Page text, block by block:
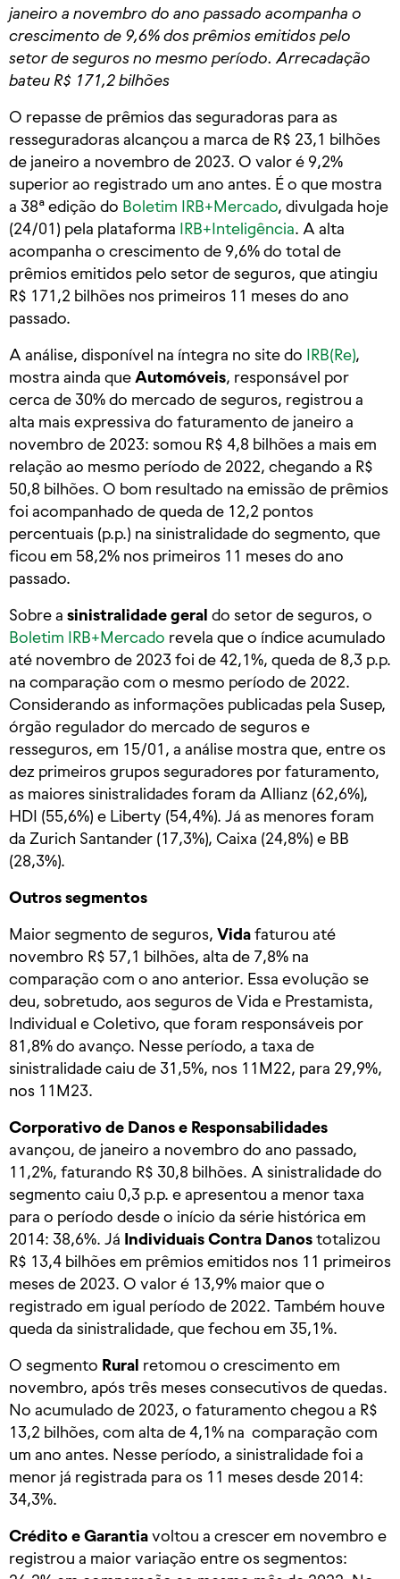
janeiro a novembro do ano passado acompanha o
crescimento de 9,6% dos prêmios emitidos pelo
setor de seguros no mesmo período. Arrecadação
bateu R$ 171,2 bilhões
O repasse de prêmios das seguradoras para as
resseguradoras alcançou a marca de R$ 23,1 bilhões
de janeiro a novembro de 2023. O valor é 9,2%
superior ao registrado um ano antes. É o que mostra
a 38ª edição do Boletim IRB+Mercado, divulgada hoje
(24/01) pela plataforma IRB+Inteligência. A alta
acompanha o crescimento de 9,6% do total de
prêmios emitidos pelo setor de seguros, que atingiu
R$ 171,2 bilhões nos primeiros 11 meses do ano
passado.
A análise, disponível na íntegra no site do IRB(Re),
mostra ainda que Automóveis, responsável por
cerca de 30% do mercado de seguros, registrou a
alta mais expressiva do faturamento de janeiro a
novembro de 2023: somou R$ 4,8 bilhões a mais em
relação ao mesmo período de 2022, chegando a R$
50,8 bilhões. O bom resultado na emissão de prêmios
foi acompanhado de queda de 12,2 pontos
percentuais (p.p.) na sinistralidade do segmento, que
ficou em 58,2% nos primeiros 11 meses do ano
passado.
Sobre a sinistralidade geral do setor de seguros, o
Boletim IRB+Mercado revela que o índice acumulado
até novembro de 2023 foi de 42,1%, queda de 8,3 p.p.
na comparação com o mesmo período de 2022.
Considerando as informações publicadas pela Susep,
órgão regulador do mercado de seguros e
resseguros, em 15/01, a análise mostra que, entre os
dez primeiros grupos seguradores por faturamento,
as maiores sinistralidades foram da Allianz (62,6%),
HDI (55,6%) e Liberty (54,4%). Já as menores foram
da Zurich Santander (17,3%), Caixa (24,8%) e BB
(28,3%).
Outros segmentos
Maior segmento de seguros, Vidafaturou até
novembro R$ 57,1 bilhões, alta de 7,8% na
comparação com o ano anterior. Essa evolução se
deu, sobretudo, aos seguros de Vida e Prestamista,
Individual e Coletivo, que foram responsáveis por
81,8% do avanço. Nesse período, a taxa de
sinistralidade caiu de 31,5%, nos 11M22, para 29,9%,
nos 11M23.
Corporativo de Danos e Responsabilidades
avançou, de janeiro a novembro do ano passado,
11,2%, faturando R$ 30,8 bilhões. A sinistralidade do
segmento caiu 0,3 p.p. e apresentou a menor taxa
para o período desde o início da série histórica em
2014: 38,6%. Já Individuais Contra Danostotalizou
R$ 13,4 bilhões em prêmios emitidos nos 11 primeiros
meses de 2023. O valor é 13,9% maior que o
registrado em igual período de 2022. Também houve
queda da sinistralidade, que fechou em 35,1%.
O segmento Rural retomou o crescimento em
novembro, após três meses consecutivos de quedas.
No acumulado de 2023, o faturamento chegou a R$
13,2 bilhões, com alta de 4,1% na comparação com
um ano antes. Nesse período, a sinistralidade foi a
menor já registrada para os 11 meses desde 2014:
34,3%.
Crédito e Garantiavoltou a crescer em novembro e
registrou a maior variação entre os segmentos: